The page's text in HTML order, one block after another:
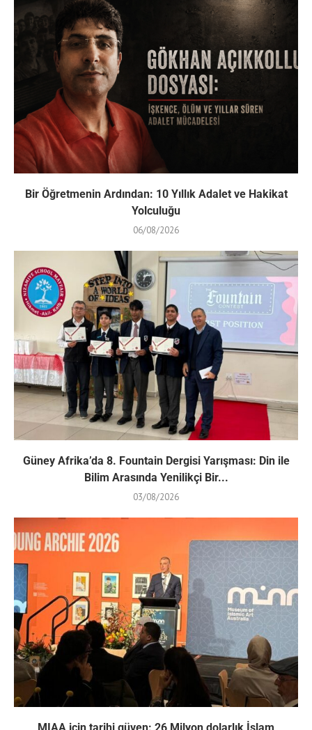
Bir Öğretmenin Ardından: 10 Yıllık Adalet ve Hakikat
Yolculuğu
06/08/2026
Güney Afrika’da 8. Fountain Dergisi Yarışması: Din ile
Bilim Arasında Yenilikçi Bir...
03/08/2026